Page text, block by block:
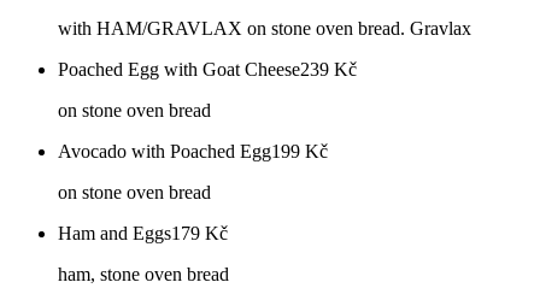
with HAM/GRAVLAX on stone oven bread. Gravlax
Poached Egg with Goat Cheese239 Kč
on stone oven bread
Avocado with Poached Egg199 Kč
on stone oven bread
Ham and Eggs179 Kč
ham, stone oven bread